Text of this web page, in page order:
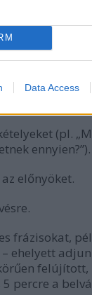
Data Access
oldalak
kell
(pl.
ennyien?”).
előnyöket.
frázisokat,
– ehelyett
felújított,
percre a